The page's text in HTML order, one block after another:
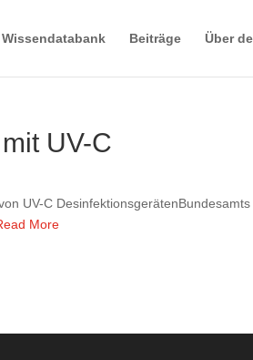
Wissendatabank Beiträge Über
UV-C
UV-C
More